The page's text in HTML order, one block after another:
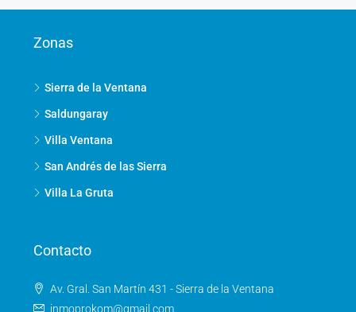
Zonas
Sierra de la Ventana
Saldungaray
Villa Ventana
San Andrés de las Sierra
Villa La Gruta
Contacto
Av. Gral. San Martín 431 - Sierra de la Ventana
inmoprokom@gmail.com